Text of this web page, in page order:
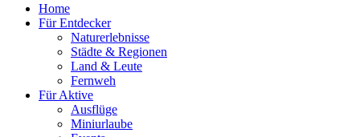
Home
Für Entdecker
Naturerlebnisse
Städte & Regionen
Land & Leute
Fernweh
Für Aktive
Ausflüge
Miniurlaube